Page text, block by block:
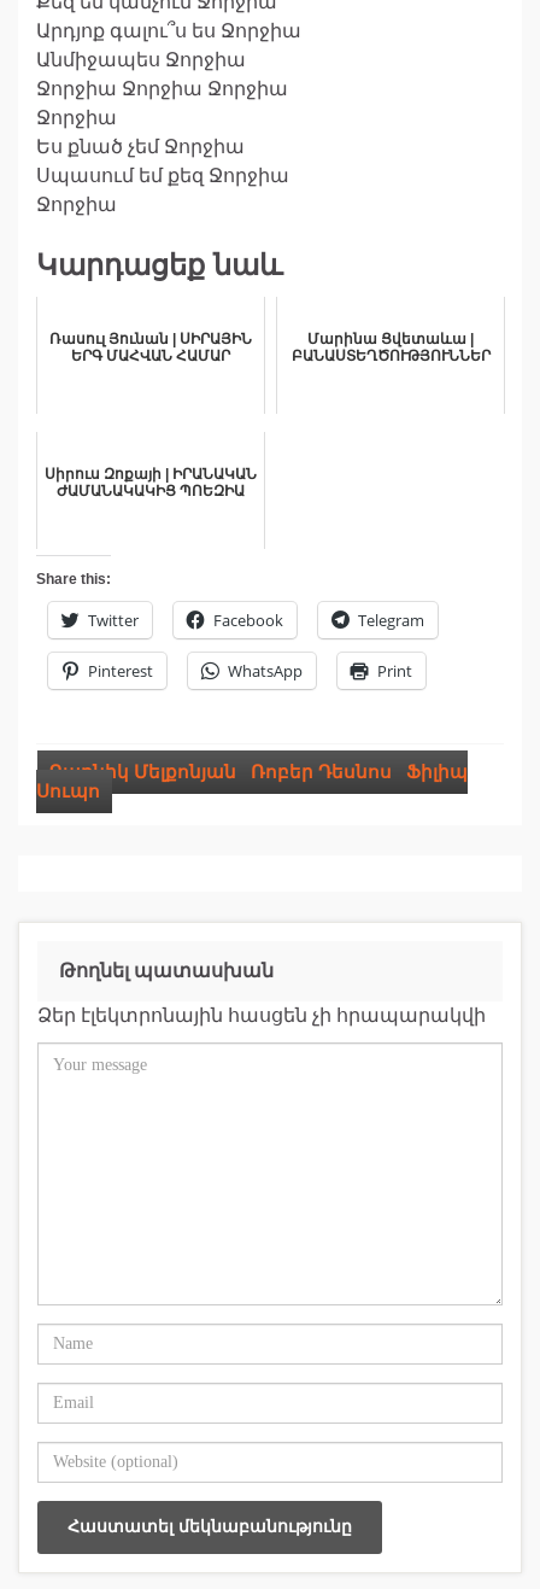
Արդյոք գալու՞ս ես Ջորջիա
Անմիջապես Ջորջիա
Ջորջիա Ջորջիա Ջորջիա
Ջորջիա
Ես քնած չեմ Ջորջիա
Սպասում եմ քեզ Ջորջիա
Ջորջիա
Կարդացեք նաև
Ռասուլ Յունան | ՍԻՐԱՅԻՆ
ԵՐԳ ՄԱՀՎԱՆ ՀԱՄԱՐ
Մարինա Ցվետաևա |
ԲԱՆԱՍՏԵՂԾՈՒԹՅՈՒՆՆԵՐ
Սիրուս Զոքայի | ԻՐԱՆԱԿԱՆ
ԺԱՄԱՆԱԿԱԿԻՑ ՊՈԵԶԻԱ
Share this:
Twitter Facebook Telegram
Pinterest WhatsApp Print
Գառնիկ Մելքոնյան Ռոբեր Դեսնոս
Ֆիլիպ
Սուպո
Թողնել պատասխան
Ձեր էլեկտրոնային հասցեն չի հրապարակվի